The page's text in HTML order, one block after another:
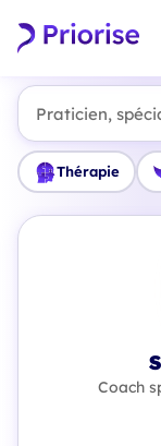
Praticien,
Thérapie
Coach